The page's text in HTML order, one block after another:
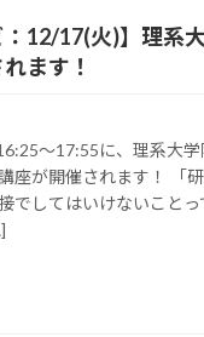
：12/17(火)】理系
ます！
〜17:55に、理系大
座が開催されます！ 「
でしてはいけないこと